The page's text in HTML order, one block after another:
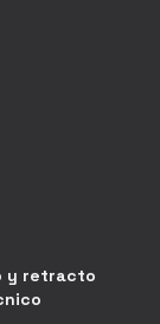
y retracto